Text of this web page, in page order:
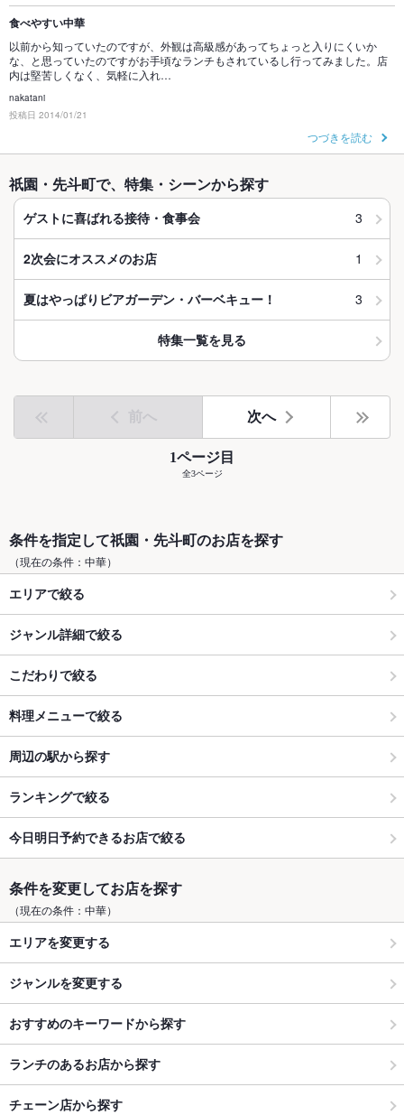
食べやすい中華
以前から知っていたのですが、外観は高級感があってちょっと入りにくいか
な、と思っていたのですがお手頃なランチもされているし行ってみました。店
内は堅苦しくなく、気軽に入れ…
nakatani
投稿日 2014/01/21
つづきを読む
祇園・先斗町で、特集・シーンから探す
ゲストに喜ばれる接待・食事会 3
2次会にオススメのお店 1
夏はやっぱりビアガーデン・バーベキュー！ 3
特集一覧を見る
前へ 次へ
1ページ目
全3ページ
条件を指定して祇園・先斗町のお店を探す
（現在の条件：中華）
エリアで絞る
ジャンル詳細で絞る
こだわりで絞る
料理メニューで絞る
周辺の駅から探す
ランキングで絞る
今日明日予約できるお店で絞る
条件を変更してお店を探す
（現在の条件：中華）
エリアを変更する
ジャンルを変更する
おすすめのキーワードから探す
ランチのあるお店から探す
チェーン店から探す